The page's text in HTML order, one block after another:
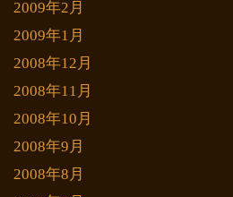
2009年2月
2009年1月
2008年12月
2008年11月
2008年10月
2008年9月
2008年8月